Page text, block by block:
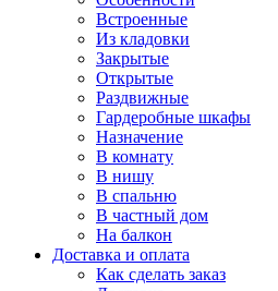
Встроенные
Из кладовки
Закрытые
Открытые
Раздвижные
Гардеробные шкафы
Назначение
В комнату
В нишу
В спальню
В частный дом
На балкон
Доставка и оплата
Как сделать заказ